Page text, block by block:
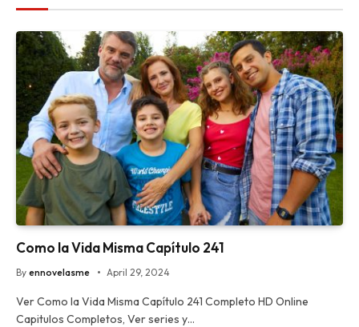
Como la Vida Misma Capítulo 241
By ennovelasme April 29, 2024
Ver Como la Vida Misma Capítulo 241 Completo HD Online
Capitulos Completos, Ver series y…